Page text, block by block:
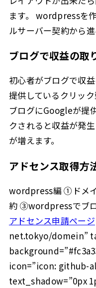
ます。 wordpressを
ルサーバー契約から
ブログで収益の取
初心者がブログで収
提供しているクリック
ブログにGoogleが提
クされると収益が発
が増えます。
アドセンス取得方
wordpress編 ①ドメ
約 ③wordpressでブ
アドセンス申請ページ
net.tokyo/domein”
icon=”icon: github-
text_shadow=”0px